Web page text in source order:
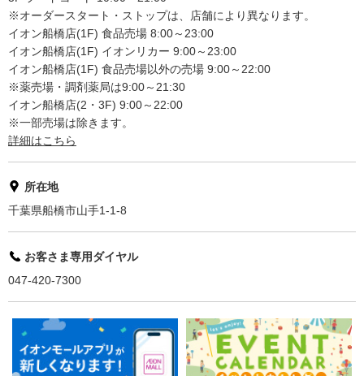
※オーダースタート・ストップは、店舗により異なります。
イオン船橋店(1F) 食品売場 8:00～23:00
イオン船橋店(1F) イオンリカー 9:00～23:00
イオン船橋店(1F) 食品売場以外の売場 9:00～22:00
※薬売場・調剤薬局は9:00～21:30
イオン船橋店(2・3F) 9:00～22:00
※一部売場は除きます。
詳細はこちら
所在地
千葉県船橋市山手1-1-8
お客さま専用ダイヤル
047-420-7300